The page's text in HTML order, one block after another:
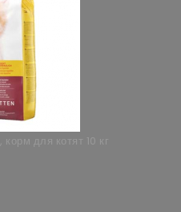
для котят 10 кг